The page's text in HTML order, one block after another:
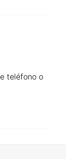
teléfono o